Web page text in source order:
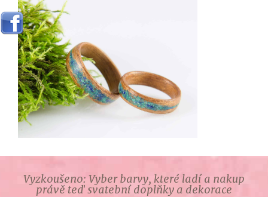
Vyzkoušeno: Vyber barvy, které ladí a nakup
právě teď svatební doplňky a dekorace